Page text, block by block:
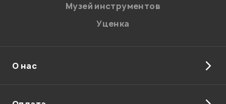
Отправить
Музей инструментов
Уценка
О нас